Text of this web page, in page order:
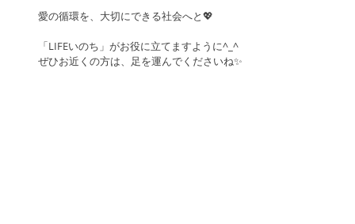
愛の循環を、大切にできる社会へと💖
「LIFEいのち」がお役に立てますように^_^
ぜひお近くの方は、足を運んでくださいね✨